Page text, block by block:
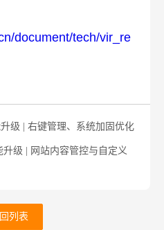
document/tech/vir_re
级 | 右键管理、系统加固优化
级 | 网站内容管控与自定义
列表